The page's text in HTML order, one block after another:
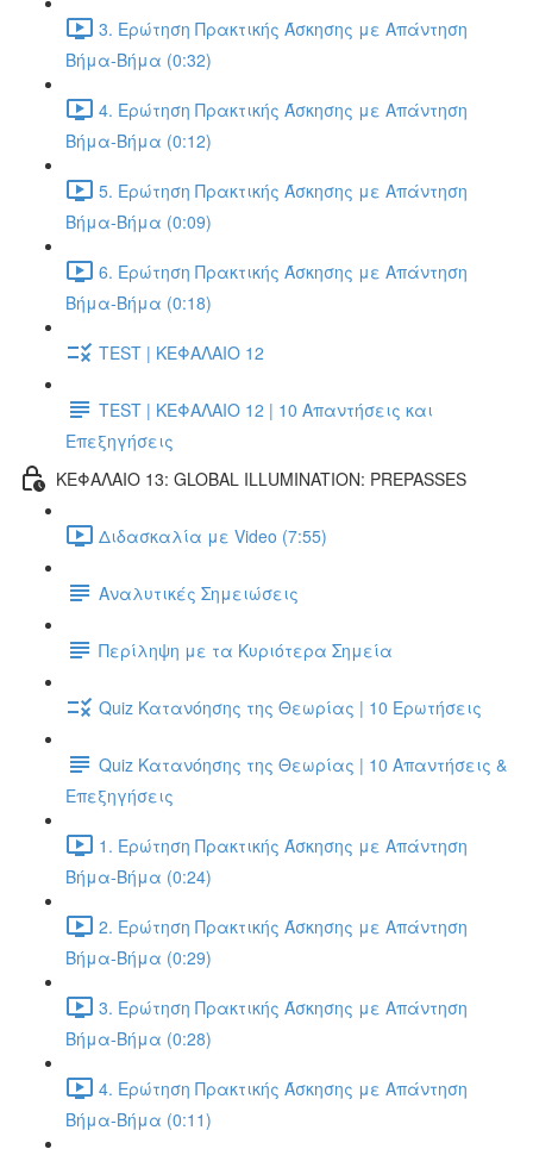
3. Ερώτηση Πρακτικής Άσκησης με Απάντηση
Βήμα-Βήμα (0:32)
4. Ερώτηση Πρακτικής Άσκησης με Απάντηση
Βήμα-Βήμα (0:12)
5. Ερώτηση Πρακτικής Άσκησης με Απάντηση
Βήμα-Βήμα (0:09)
6. Ερώτηση Πρακτικής Άσκησης με Απάντηση
Βήμα-Βήμα (0:18)
TEST | ΚΕΦΑΛΑΙΟ 12
TEST | ΚΕΦΑΛΑΙΟ 12 | 10 Απαντήσεις και
Επεξηγήσεις
ΚΕΦΑΛΑΙΟ 13: GLOBAL ILLUMINATION: PREPASSES
Διδασκαλία με Video (7:55)
Αναλυτικές Σημειώσεις
Περίληψη με τα Κυριότερα Σημεία
Quiz Κατανόησης της Θεωρίας | 10 Ερωτήσεις
Quiz Κατανόησης της Θεωρίας | 10 Απαντήσεις &
Επεξηγήσεις
1. Ερώτηση Πρακτικής Άσκησης με Απάντηση
Βήμα-Βήμα (0:24)
2. Ερώτηση Πρακτικής Άσκησης με Απάντηση
Βήμα-Βήμα (0:29)
3. Ερώτηση Πρακτικής Άσκησης με Απάντηση
Βήμα-Βήμα (0:28)
4. Ερώτηση Πρακτικής Άσκησης με Απάντηση
Βήμα-Βήμα (0:11)